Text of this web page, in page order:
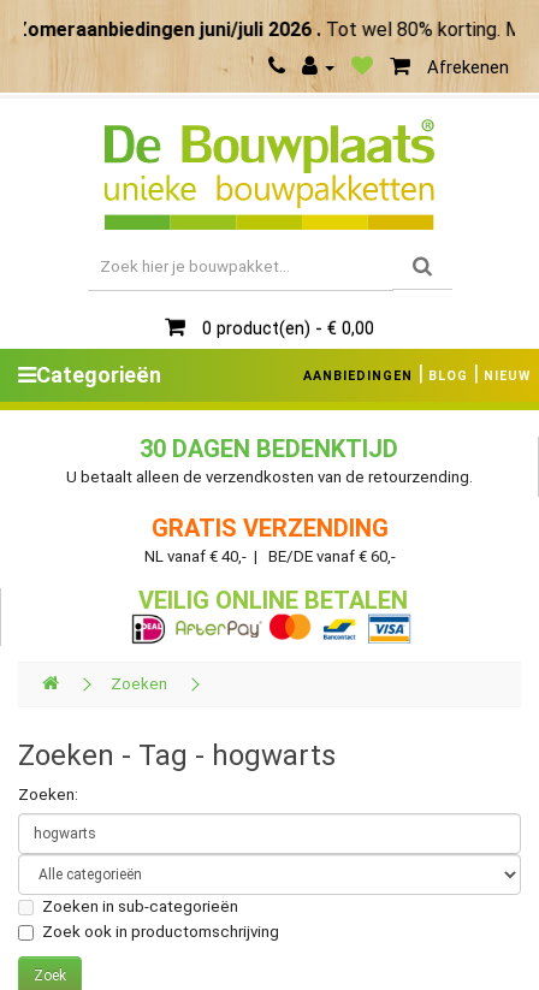
juni/juli 2026 .Tot wel 80% korting. Maak
Afrekenen
0 product(en) - € 0,00
Categorieën AANBIEDINGEN | BLOG | NIEUW
30 DAGEN BEDENKTIJD
U betaalt alleen de verzendkosten van de retourzending.
GRATIS VERZENDING
NL vanaf € 40,- | BE/DE vanaf € 60,-
VEILIG ONLINE BETALEN
Zoeken
Zoeken - Tag - hogwarts
Zoeken:
Zoeken in sub-categorieën
Zoek ook in productomschrijving